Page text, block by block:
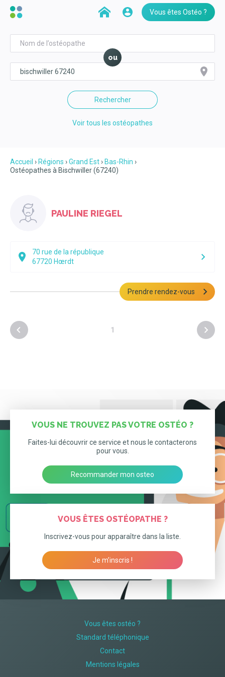
Vous êtes Ostéo ?
ou
Rechercher
Voir tous les ostéopathes
Accueil Régions Grand Est
Bas-Rhin
Ostéopathes à Bischwiller (67240)
PAULINE RIEGEL
70 rue de la république
67720 Hœrdt
Prendre rendez-vous
1
VOUS NE TROUVEZ PAS VOTRE OSTÉO ?
Faites-lui découvrir ce service et nous le contacterons
pour vous.
Recommander mon osteo
VOUS ÊTES OSTÉOPATHE ?
Inscrivez-vous pour apparaître dans la liste.
Je m’inscris !
Vous êtes ostéo ?
Standard téléphonique
Contact
Mentions légales